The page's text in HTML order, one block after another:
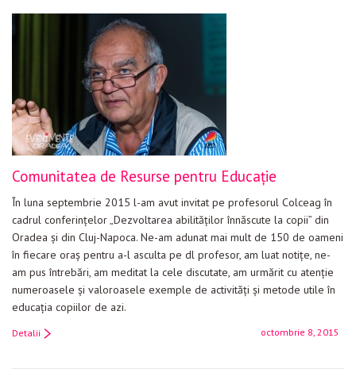
Comunitatea de Resurse pentru Educație
În luna septembrie 2015 l-am avut invitat pe profesorul Colceag în
cadrul conferințelor „Dezvoltarea abilităților înnăscute la copii” din
Oradea și din Cluj-Napoca. Ne-am adunat mai mult de 150 de oameni
în fiecare oraș pentru a-l asculta pe dl profesor, am luat notițe, ne-
am pus întrebări, am meditat la cele discutate, am urmărit cu atenție
numeroasele și valoroasele exemple de activități și metode utile în
educația copiilor de azi.
octombrie 8, 2015
Detalii